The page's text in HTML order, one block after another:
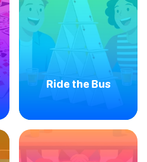
Ride the Bus